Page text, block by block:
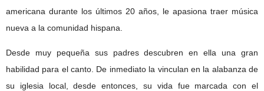
americana durante los últimos 20 años, le apasiona traer música
nueva a la comunidad hispana.
Desde muy pequeña sus padres descubren en ella una gran
habilidad para el canto. De inmediato la vinculan en la alabanza de
su iglesia local, desde entonces, su vida fue marcada con el